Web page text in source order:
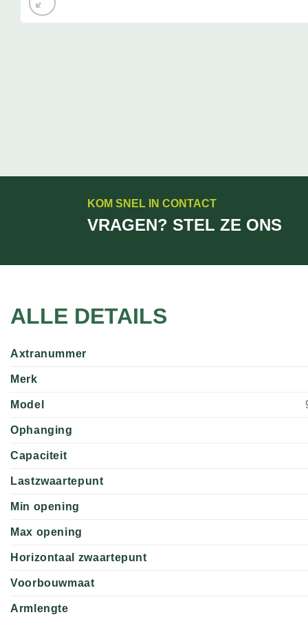
KOM SNEL IN CONTACT
VRAGEN? STEL ZE ONS
ALLE DETAILS
Axtranummer
Merk
Model
Ophanging
Capaciteit
Lastzwaartepunt
Min opening
Max opening
Horizontaal zwaartepunt
Voorbouwmaat
Armlengte